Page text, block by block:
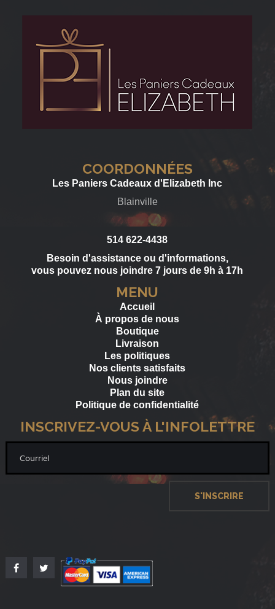
COORDONNÉES
Les Paniers Cadeaux d'Elizabeth Inc
Blainville
514 622-4438
Besoin d'assistance ou d'informations,
vous pouvez nous joindre 7 jours de 9h à 17h
MENU
Accueil
À propos de nous
Boutique
Livraison
Les politiques
Nos clients satisfaits
Nous joindre
Plan du site
Politique de confidentialité
INSCRIVEZ-VOUS À L'INFOLETTRE